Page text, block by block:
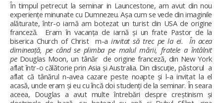
În timpul petrecut la seminar in Launcestone, am avut din nou
experiențe minunate cu Dumnezeu. Așa cum se vede din imaginile
alăturate, într-o iarnă am botezat un turist din USA de origine
franceză. Eram în vacanța de iarnă și un frate Pastor de la
biserica Church of Christ
m-ainvitat să trec pe la ei. În acea
dimineață, pe când se plimba pe malul mării, fratele a întâlnit
peDouglas Moon, un tânăr de origine franceză, din New York
aflat într-o călătorie prin Asia și Australia. Din discuție, păstorul a
aflat că tânărul n-avea cazare peste noapte și l-a invitat la el
acasă, unde eram și eu cu încă doi studenți de la seminar. În seara
aceea, Douglas a avut multe întrebări despre creștinism și